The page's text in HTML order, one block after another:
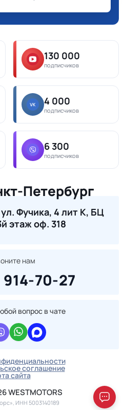
130 000
подписчиков
4 000
подписчиков
6 300
подписчиков
Петербург
Фучика, 4 лит К, БЦ
этаж оф. 318
нам
914-70-27
вопрос в чате
соглашение
сайта
WESTMOTORS
ИНН 5003140189